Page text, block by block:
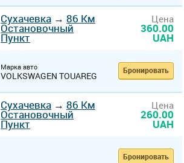
Сухачевка → 86 Км
Остановочный
Пункт
Цена
360.00
UAH
Марка авто
VOLKSWAGEN TOUAREG Бронировать
Сухачевка → 86 Км
Остановочный
Пункт
Цена
260.00
UAH
Бронировать